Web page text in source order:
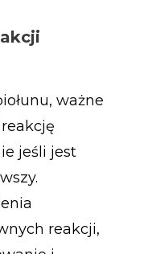
ważne
jeśli jest
reakcji,